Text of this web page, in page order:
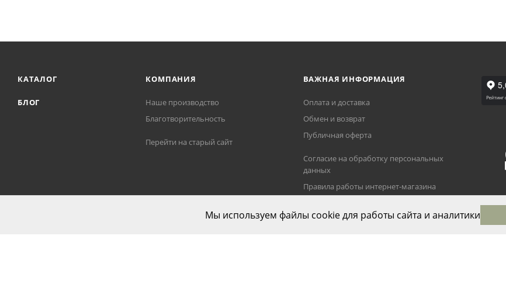
КАТАЛОГ
БЛОГ
КОМПАНИЯ
Наше производство
Благотворительность
Перейти на старый сайт
ВАЖНАЯ ИНФОРМАЦИЯ
Оплата и доставка
Обмен и возврат
Публичная оферта
Согласие на обработку персональных
данных
Правила работы интернет-магазина
файлов
Мы используем файлы cookie для работы сайта и аналитики